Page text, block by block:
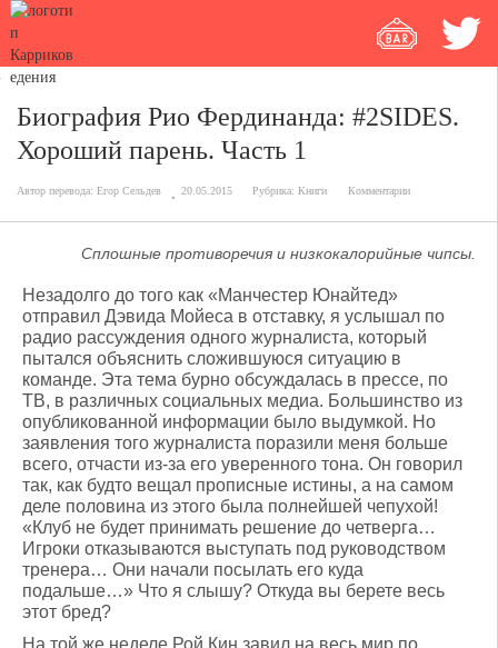
Биография Рио Фердинанда: #2SIDES.
Хороший парень. Часть 1
Автор перевода: Егор Сельдев 20.05.2015 Рубрика: Книги Комментарии
Сплошные противоречия и низкокалорийные чипсы.
Незадолго до того как «Манчестер Юнайтед»
отправил Дэвида Мойеса в отставку, я услышал по
радио рассуждения одного журналиста, который
пытался объяснить сложившуюся ситуацию в
команде. Эта тема бурно обсуждалась в прессе, по
ТВ, в различных социальных медиа. Большинство из
опубликованной информации было выдумкой. Но
заявления того журналиста поразили меня больше
всего, отчасти из-за его уверенного тона. Он говорил
так, как будто вещал прописные истины, а на самом
деле половина из этого была полнейшей чепухой!
«Клуб не будет принимать решение до четверга…
Игроки отказываются выступать под руководством
тренера… Они начали посылать его куда
подальше…» Что я слышу? Откуда вы берете весь
этот бред?
На той же неделе Рой Кин завил на весь мир по